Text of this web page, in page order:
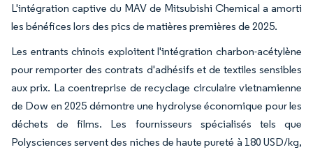
L'intégration captive du MAV de Mitsubishi Chemical a amorti
les bénéfices lors des pics de matières premières de 2025.
Les entrants chinois exploitent l'intégration charbon-acétylène
pour remporter des contrats d'adhésifs et de textiles sensibles
aux prix. La coentreprise de recyclage circulaire vietnamienne
de Dow en 2025 démontre une hydrolyse économique pour les
déchets de films. Les fournisseurs spécialisés tels que
Polysciences servent des niches de haute pureté à 180 USD/kg,